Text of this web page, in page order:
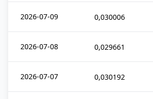
2026-07-09 0,030006
2026-07-08 0,029661
2026-07-07 0,030192